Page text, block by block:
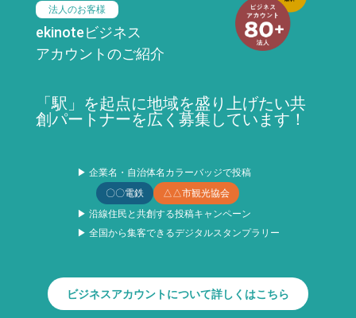
法人のお客様
ekinoteビジネス
アカウントのご紹介
「駅」を起点に地域を盛り上げたい共
創パートナーを広く募集しています！
▶ 企業名・自治体名カラーバッジで投稿
〇〇電鉄
△△市観光協会
▶ 沿線住民と共創する投稿キャンペーン
▶ 全国から集客できるデジタルスタンプラリー
ビジネスアカウントについて詳しくはこちら